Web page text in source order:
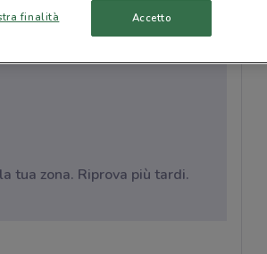
tua zona. Riprova più tardi.
finalità Accetto